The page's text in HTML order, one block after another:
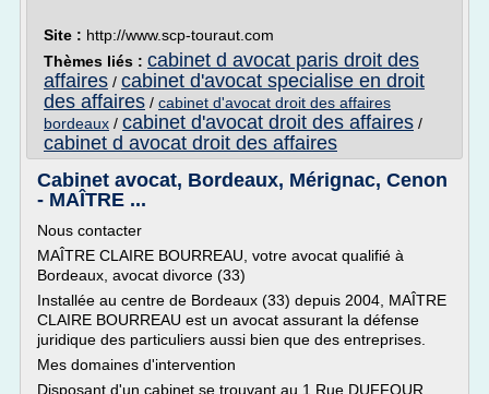
Site : http://www.scp-touraut.com
Thèmes liés : cabinet d avocat paris droit des
affaires / cabinet d'avocat specialise en droit
des affaires / cabinet d'avocat droit des affaires
bordeaux / cabinet d'avocat droit des affaires /
cabinet d avocat droit des affaires
Cabinet avocat, Bordeaux, Mérignac, Cenon
- MAÎTRE ...
Nous contacter
MAÎTRE CLAIRE BOURREAU, votre avocat qualifié à
Bordeaux, avocat divorce (33)
Installée au centre de Bordeaux (33) depuis 2004, MAÎTRE
CLAIRE BOURREAU est un avocat assurant la défense
juridique des particuliers aussi bien que des entreprises.
Mes domaines d'intervention
Disposant d'un cabinet se trouvant au 1 Rue DUFFOUR